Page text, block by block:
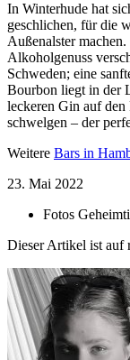
In Winterhude hat
geschlichen, für die
Außenalster machen.
Alkoholgenuss
Schweden; eine
Bourbon liegt in der
leckeren Gin auf den
schwelgen – der
Weitere Bars in
23. Mai 2022
Fotos
Dieser Artikel ist auf